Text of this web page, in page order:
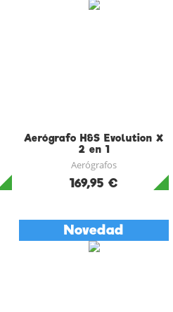
Aerógrafo H&S Evolution X
2 en 1
Aerógrafos
169,95 €
Novedad